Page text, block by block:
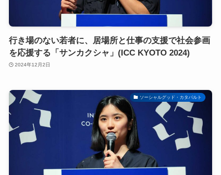
行き場のない若者に、居場所と仕事の支援で社会参画
を応援する「サンカクシャ」(ICC KYOTO 2024)
2024年12月2日
ソーシャルグッド・カタパルト